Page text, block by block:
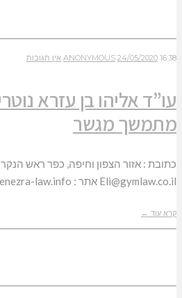
ANONYMOUS 24/05/2020 16:38 אין תגובות
עו”ד אליהו בן עזרא
מתמשך מגשר
Eli@gymlaw.co.il אתר : http://benezra-law.info
קרא עוד ←